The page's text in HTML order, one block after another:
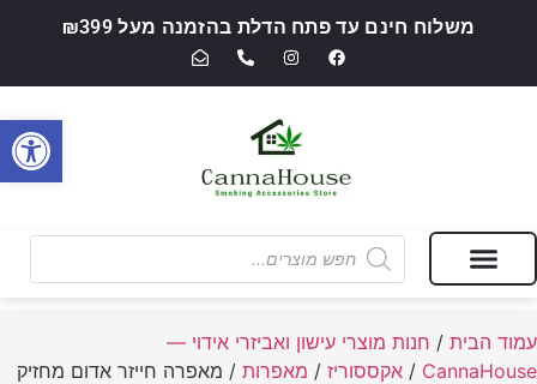
משלוח חינם עד פתח הדלת בהזמנה מעל ₪399
עמוד הבית / חנות מוצרי עישון ואביזרי אידוי —
CannaHouse
/ אקססוריז / מאפרות / מאפרה חייזר אדום מחזיק
פתח